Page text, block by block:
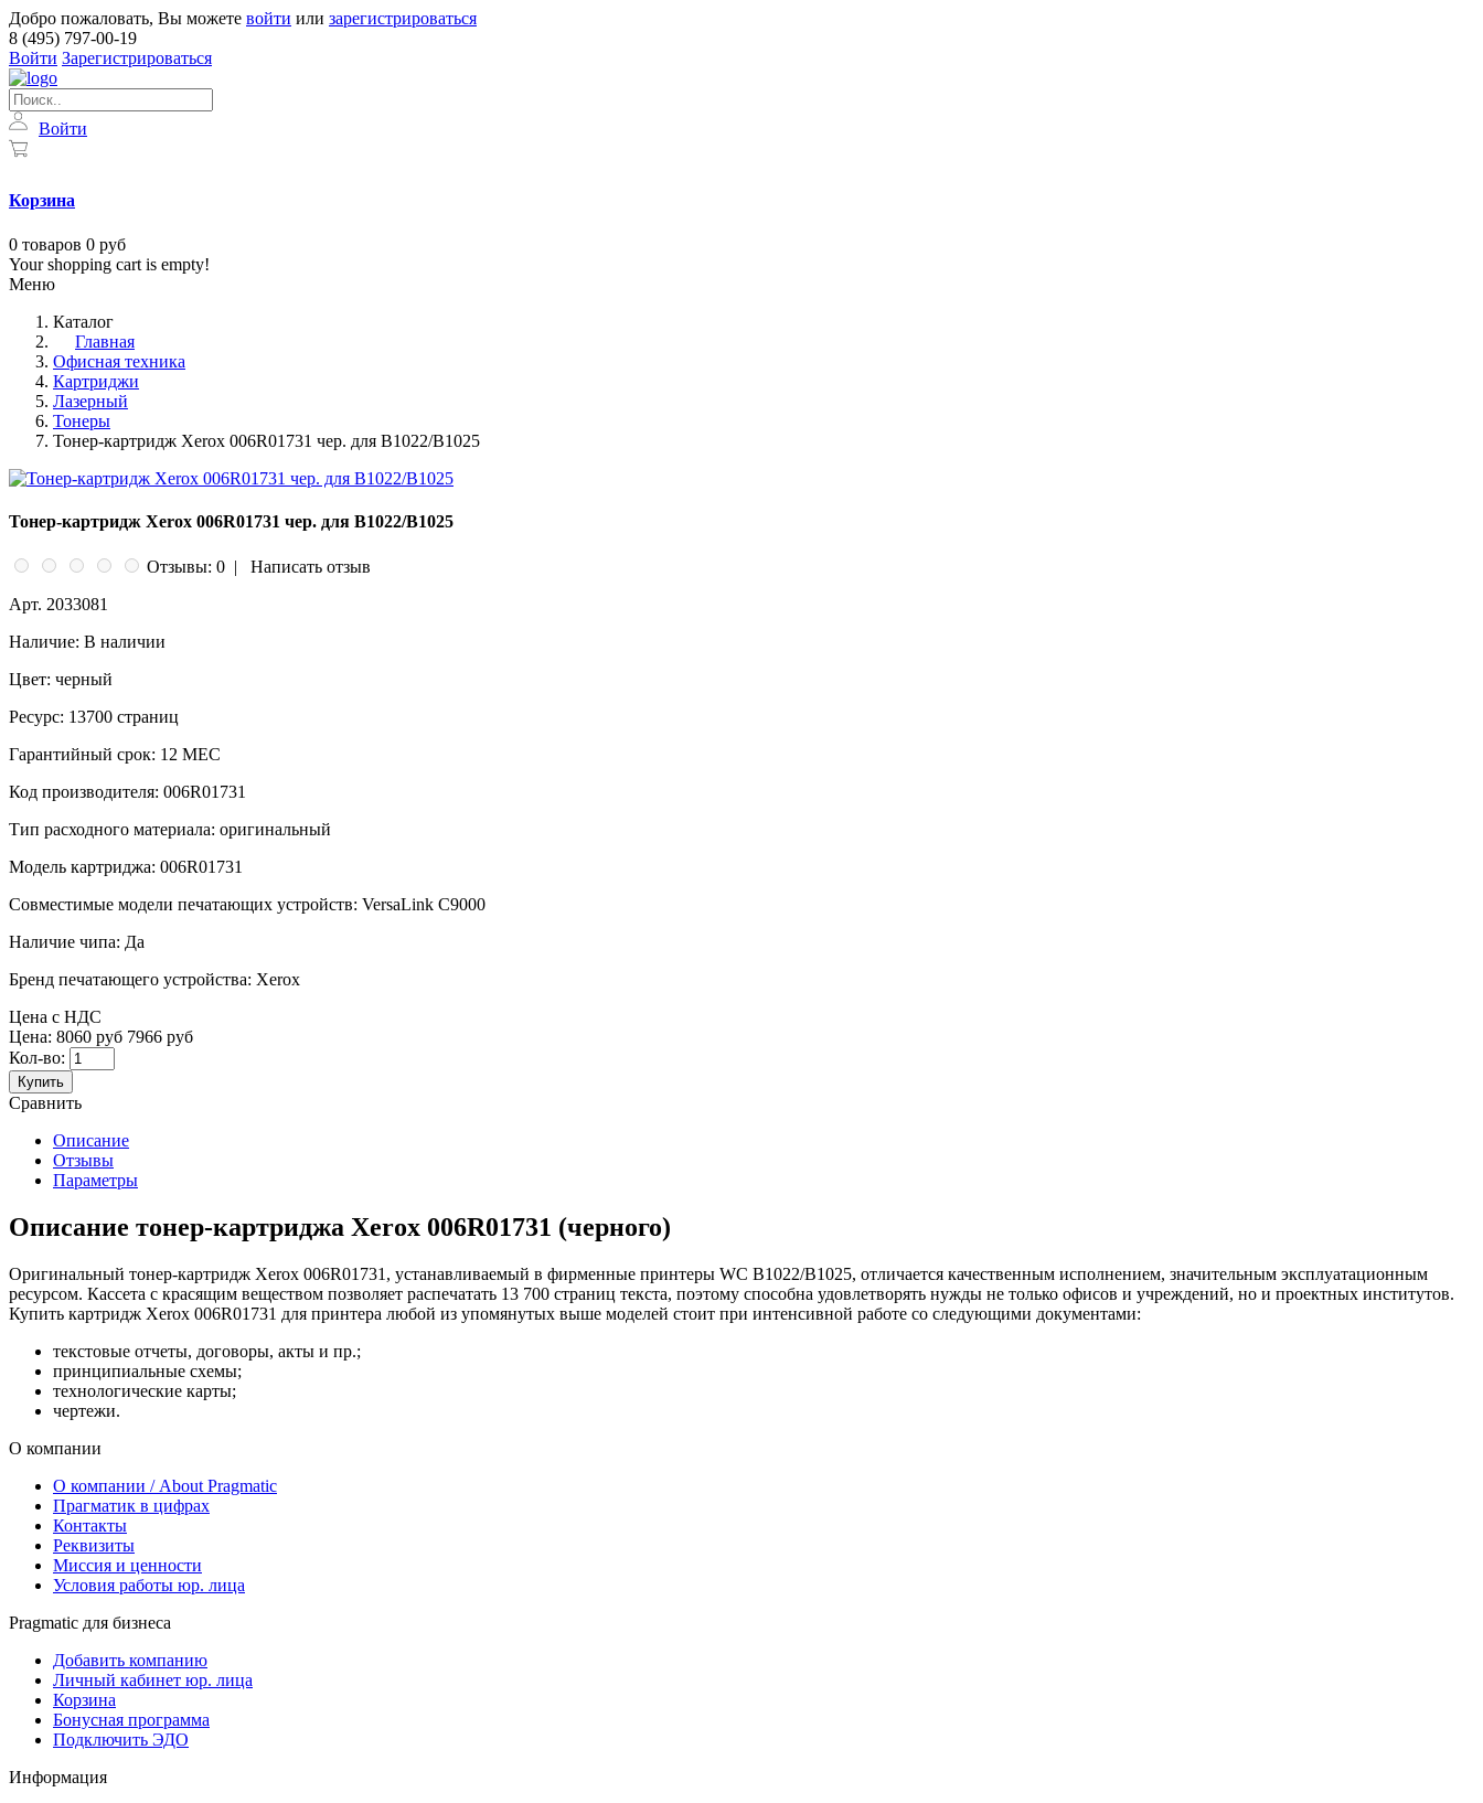
Добро пожаловать, Вы можете войти или зарегистрироваться
8 (495) 797-00-19
Войти Зарегистрироваться
Войти
Корзина
0 товаров 0 руб
Your shopping cart is empty!
Меню
Каталог
Главная
Офисная техника
Картриджи
Лазерный
Тонеры
Тонер-картридж Xerox 006R01731 чер. для B1022/B1025
Тонер-картридж Xerox 006R01731 чер. для B1022/B1025
Отзывы: 0 |
Написать отзыв
Арт. 2033081
Наличие: В наличии
Цвет: черный
Ресурс: 13700 страниц
Гарантийный срок: 12 МЕС
Код производителя: 006R01731
Тип расходного материала: оригинальный
Модель картриджа: 006R01731
Совместимые модели печатающих устройств: VersaLink C9000
Наличие чипа: Да
Бренд печатающего устройства: Xerox
Цена с НДС
Цена: 8060 руб 7966 руб
Кол-во:
Купить
Сравнить
Описание
Отзывы
Параметры
Описание тонер-картриджа Xerox 006R01731 (черного)
Оригинальный тонер-картридж Xerox 006R01731, устанавливаемый в фирменные принтеры WC B1022/B1025, отличается качественным исполнением, значительным эксплуатационным
ресурсом. Кассета с красящим веществом позволяет распечатать 13 700 страниц текста, поэтому способна удовлетворять нужды не только офисов и учреждений, но и проектных институтов.
Купить картридж Xerox 006R01731 для принтера любой из упомянутых выше моделей стоит при интенсивной работе со следующими документами:
текстовые отчеты, договоры, акты и пр.;
принципиальные схемы;
технологические карты;
чертежи.
О компании
О компании / About Pragmatic
Прагматик в цифрах
Контакты
Реквизиты
Миссия и ценности
Условия работы юр. лица
Pragmatic для бизнеса
Добавить компанию
Личный кабинет юр. лица
Корзина
Бонусная программа
Подключить ЭДО
Информация